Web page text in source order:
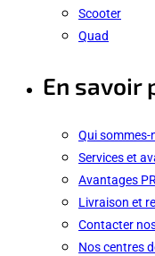
Scooter
Quad
En savoir
Qui sommes-
Services et
Avantages
Livraison et
Contacter
Nos centres